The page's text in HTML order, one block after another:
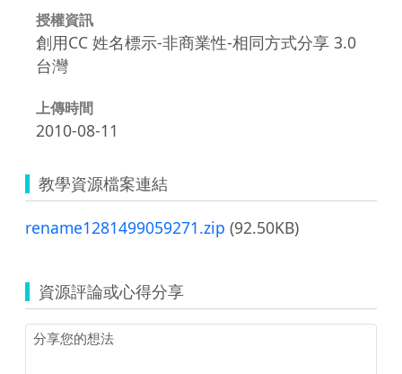
授權資訊
創用CC 姓名標示-非商業性-相同方式分享 3.0
台灣
上傳時間
2010-08-11
教學資源檔案連結
rename1281499059271.zip (92.50KB)
資源評論或心得分享